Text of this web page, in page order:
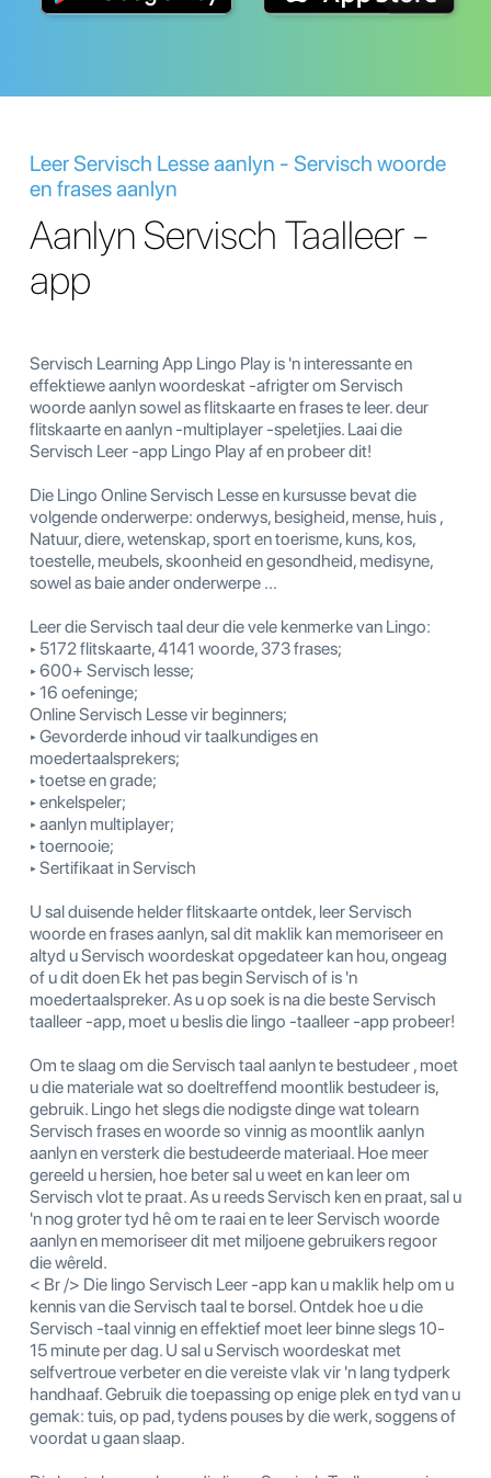
Leer Servisch Lesse aanlyn - Servisch woorde
en frases aanlyn
Aanlyn Servisch Taalleer -
app
Servisch Learning App Lingo Play is 'n interessante en
effektiewe aanlyn woordeskat -afrigter om Servisch
woorde aanlyn sowel as flitskaarte en frases te leer. deur
flitskaarte en aanlyn -multiplayer -speletjies. Laai die
Servisch Leer -app Lingo Play af en probeer dit!
Die Lingo Online Servisch Lesse en kursusse bevat die
volgende onderwerpe: onderwys, besigheid, mense, huis ,
Natuur, diere, wetenskap, sport en toerisme, kuns, kos,
toestelle, meubels, skoonheid en gesondheid, medisyne,
sowel as baie ander onderwerpe ...
Leer die Servisch taal deur die vele kenmerke van Lingo:
‣ 5172 flitskaarte, 4141 woorde, 373 frases;
‣ 600+ Servisch lesse;
‣ 16 oefeninge;
Online Servisch Lesse vir beginners;
‣ Gevorderde inhoud vir taalkundiges en
moedertaalsprekers;
‣ toetse en grade;
‣ enkelspeler;
‣ aanlyn multiplayer;
‣ toernooie;
‣ Sertifikaat in Servisch
U sal duisende helder flitskaarte ontdek, leer Servisch
woorde en frases aanlyn, sal dit maklik kan memoriseer en
altyd u Servisch woordeskat opgedateer kan hou, ongeag
of u dit doen Ek het pas begin Servisch of is 'n
moedertaalspreker. As u op soek is na die beste Servisch
taalleer -app, moet u beslis die lingo -taalleer -app probeer!
Om te slaag om die Servisch taal aanlyn te bestudeer , moet
u die materiale wat so doeltreffend moontlik bestudeer is,
gebruik. Lingo het slegs die nodigste dinge wat tolearn
Servisch frases en woorde so vinnig as moontlik aanlyn
aanlyn en versterk die bestudeerde materiaal. Hoe meer
gereeld u hersien, hoe beter sal u weet en kan leer om
Servisch vlot te praat. As u reeds Servisch ken en praat, sal u
'n nog groter tyd hê om te raai en te leer Servisch woorde
aanlyn en memoriseer dit met miljoene gebruikers regoor
die wêreld.
< Br /> Die lingo Servisch Leer -app kan u maklik help om u
kennis van die Servisch taal te borsel. Ontdek hoe u die
Servisch -taal vinnig en effektief moet leer binne slegs 10-
15 minute per dag. U sal u Servisch woordeskat met
selfvertroue verbeter en die vereiste vlak vir 'n lang tydperk
handhaaf. Gebruik die toepassing op enige plek en tyd van u
gemak: tuis, op pad, tydens pouses by die werk, soggens of
voordat u gaan slaap.